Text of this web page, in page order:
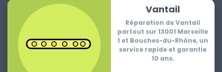
Vantail
Réparation de Vantail
partout sur 13001 Marseille
1 et Bouches-du-Rhône, un
service rapide et garantie
10 ans.